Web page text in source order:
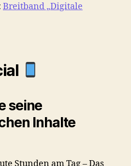
Breitband „Digitale
seine
Inhalte
Stunden am Tag – Das